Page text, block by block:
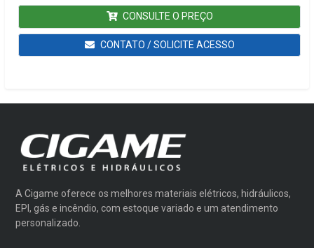
CONSULTE O PREÇO
CONTATO / SOLICITE ACESSO
A Cigame oferece os melhores materiais elétricos, hidráulicos,
EPI, gás e incêndio, com estoque variado e um atendimento
personalizado.